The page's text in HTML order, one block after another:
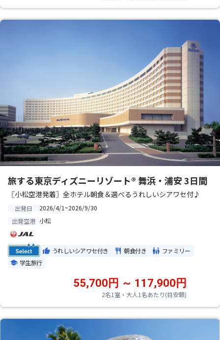
旅する東京ディズニーリゾート® 舞浜・浦安 3日間
〖小松空港発着〗全ホテル朝食＆選べるうれしいシアワセ付♪
出発日
2026/4/1~2026/9/30
出発空港 小松
うれしいシアワセ付き 朝食付き
ファミリー
学生旅行
2名1室・大人1名あたり(目安額)
55,700円 ～ 117,900円